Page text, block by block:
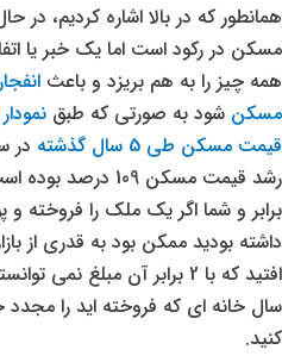
همانطور که در بالا اشاره کردیم، در
مسکن در رکود است اما یک خبر یا
همه چیز را به هم بریزد و باعث
مسکن شود به صورتی که طبق
قیمت مسکن طی 5 سال گذشته
برابر و شما اگر یک ملک را فروخته و
داشته بودید ممکن بود به قدری از
افتید که با 2 برابر آن مبلغ نمی
سال خانه ای که فروخته اید را مجدد
کنید.